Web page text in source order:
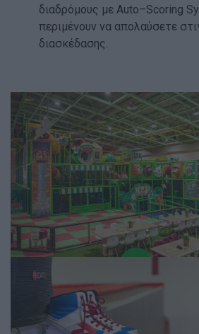
διαδρόμους με Auto–Scoring
περιμένουν να απολαύσετε
διασκέδασης.